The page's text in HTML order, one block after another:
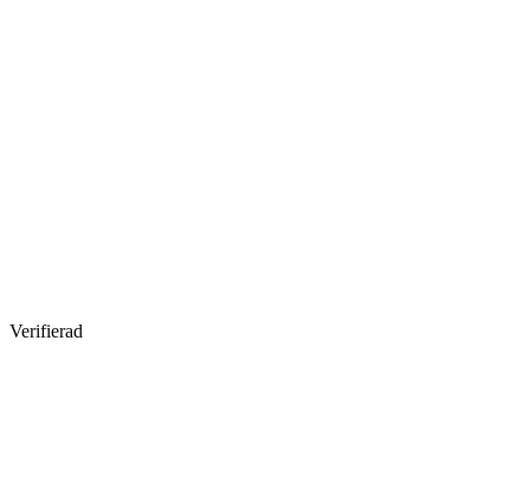
Verifierad